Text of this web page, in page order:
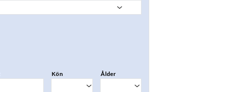
Kön Ålder